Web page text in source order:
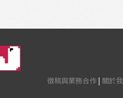
徵稿與業務合作| 關於